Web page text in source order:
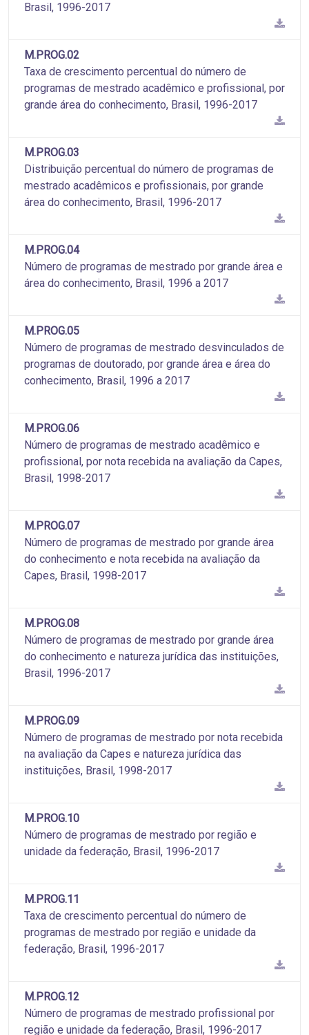
Brasil, 1996-2017
M.PROG.02
Taxa de crescimento percentual do número de
programas de mestrado acadêmico e profissional, por
grande área do conhecimento, Brasil, 1996-2017
M.PROG.03
Distribuição percentual do número de programas de
mestrado acadêmicos e profissionais, por grande
área do conhecimento, Brasil, 1996-2017
M.PROG.04
Número de programas de mestrado por grande área e
área do conhecimento, Brasil, 1996 a 2017
M.PROG.05
Número de programas de mestrado desvinculados de
programas de doutorado, por grande área e área do
conhecimento, Brasil, 1996 a 2017
M.PROG.06
Número de programas de mestrado acadêmico e
profissional, por nota recebida na avaliação da Capes,
Brasil, 1998-2017
M.PROG.07
Número de programas de mestrado por grande área
do conhecimento e nota recebida na avaliação da
Capes, Brasil, 1998-2017
M.PROG.08
Número de programas de mestrado por grande área
do conhecimento e natureza jurídica das instituições,
Brasil, 1996-2017
M.PROG.09
Número de programas de mestrado por nota recebida
na avaliação da Capes e natureza jurídica das
instituições, Brasil, 1998-2017
M.PROG.10
Número de programas de mestrado por região e
unidade da federação, Brasil, 1996-2017
M.PROG.11
Taxa de crescimento percentual do número de
programas de mestrado por região e unidade da
federação, Brasil, 1996-2017
M.PROG.12
Número de programas de mestrado profissional por
região e unidade da federação, Brasil, 1996-2017